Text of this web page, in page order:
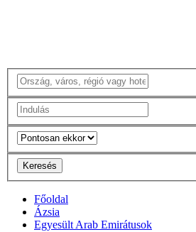
Keresés
Főoldal
Ázsia
Egyesült Arab Emirátusok